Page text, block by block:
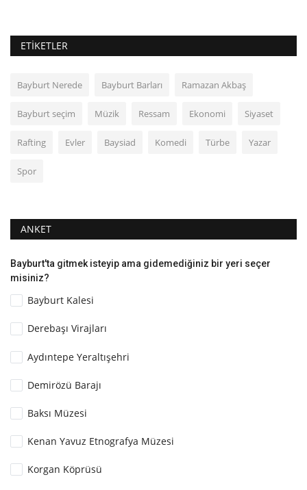
ETIKETLER
Bayburt Nerede Bayburt Barları Ramazan Akbaş
Bayburt seçim Müzik Ressam Ekonomi Siyaset
Rafting Evler Baysiad Komedi Türbe Yazar
Spor
ANKET
Bayburt'ta gitmek isteyip ama gidemediğiniz bir yeri seçer
misiniz?
Bayburt Kalesi
Derebaşı Virajları
Aydıntepe Yeraltışehri
Demirözü Barajı
Baksı Müzesi
Kenan Yavuz Etnografya Müzesi
Korgan Köprüsü